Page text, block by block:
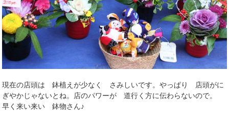
現在の店頭は 鉢植えが少なく さみしいです。やっぱり 店頭がに
ぎやかじゃないとね。店のパワーが 道行く方に伝わらないので。
早く来い来い 鉢物さん♪